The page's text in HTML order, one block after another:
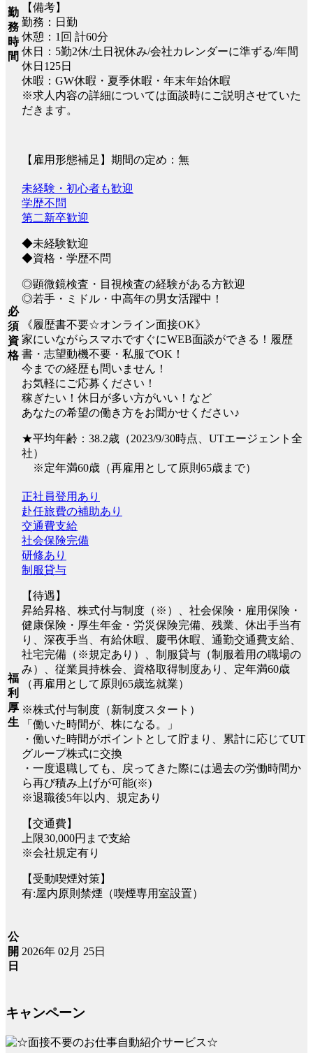
勤
務
時
間
【備考】
勤務：日勤
休憩：1回 計60分
休日：5勤2休/土日祝休み/会社カレンダーに準ずる/年間
休日125日
休暇：GW休暇・夏季休暇・年末年始休暇
※求人内容の詳細については面談時にご説明させていた
だきます。
【雇用形態補足】期間の定め：無
必
須
資
格
未経験・初心者も歓迎
学歴不問
第二新卒歓迎
◆未経験歓迎
◆資格・学歴不問
◎顕微鏡検査・目視検査の経験がある方歓迎
◎若手・ミドル・中高年の男女活躍中！
《履歴書不要☆オンライン面接OK》
家にいながらスマホですぐにWEB面談ができる！履歴
書・志望動機不要・私服でOK！
今までの経歴も問いません！
お気軽にご応募ください！
稼ぎたい！休日が多い方がいい！など
あなたの希望の働き方をお聞かせください♪
★平均年齢：38.2歳（2023/9/30時点、UTエージェント全
社）
※定年満60歳（再雇用として原則65歳まで）
福
利
厚
生
正社員登用あり
赴任旅費の補助あり
交通費支給
社会保険完備
研修あり
制服貸与
【待遇】
昇給昇格、株式付与制度（※）、社会保険・雇用保険・
健康保険・厚生年金・労災保険完備、残業、休出手当有
り、深夜手当、有給休暇、慶弔休暇、通勤交通費支給、
社宅完備（※規定あり）、制服貸与（制服着用の職場の
み）、従業員持株会、資格取得制度あり、定年満60歳
（再雇用として原則65歳迄就業）
※株式付与制度（新制度スタート）
「働いた時間が、株になる。」
・働いた時間がポイントとして貯まり、累計に応じてUT
グループ株式に交換
・一度退職しても、戻ってきた際には過去の労働時間か
ら再び積み上げが可能(※)
※退職後5年以内、規定あり
【交通費】
上限30,000円まで支給
※会社規定有り
【受動喫煙対策】
有:屋内原則禁煙（喫煙専用室設置）
公
開
日
2026年 02月 25日
キャンペーン